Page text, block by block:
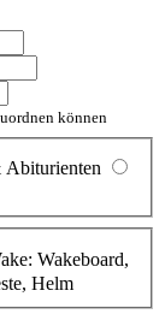
können
Abiturienten
Wakeboard,
Helm